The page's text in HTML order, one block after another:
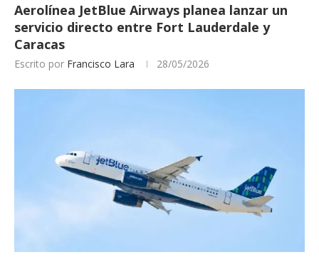
Aerolínea JetBlue Airways planea lanzar un
servicio directo entre Fort Lauderdale y
Caracas
Escrito por Francisco Lara 28/05/2026